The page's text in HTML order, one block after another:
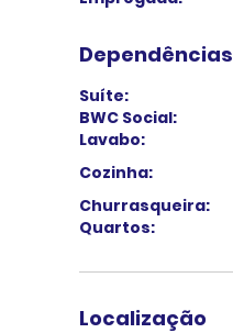
Dependências
Suíte:
BWC Social:
Lavabo:
Cozinha:
Churrasqueira:
Quartos:
Localização